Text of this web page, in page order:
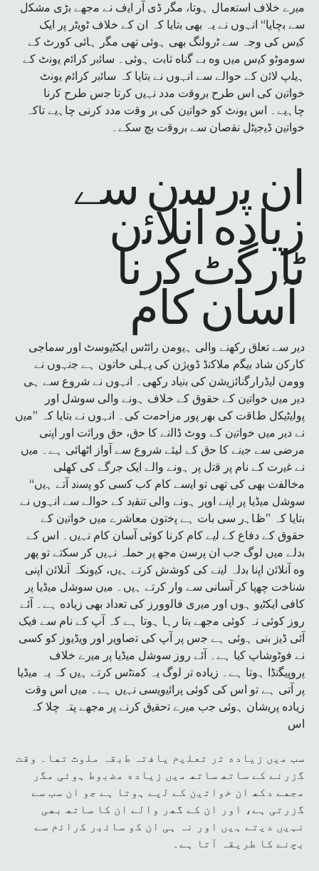
ﻣﯾرے ﺧﻼف اﺳﺗﻌﻣﺎل ﮨوﺗﺎ، ﻣﮕر ڈی آر اﯾف ﻧﮯ ﻣﺟﮭﮯ ﺑڑی ﻣﺷﮑل
ﺳﮯ ﺑﭼﺎﯾﺎ“ اﻧﮩوں ﻧﮯ یہ ﺑﮭﯽ ﺑﺗﺎﯾﺎ کہ ان ﮐﮯ ﺧﻼف ﭨوﯾﭨر ﭘر اﯾﮏ
ﮐﯾس ﮐﯽ وجہ ﺳﮯ ﭨروﻟﻧﮓ ﺑﮭﯽ ﮨوﺋﯽ ﺗﮭﯽ ﻣﮕر ﮨﺎﺋﯽ ﮐورٹ ﮐﮯ
ﺳوﻣوﭨو ﮐﯾس ﻣﯾں وه ﺑﮯ ﮔﻧﺎه ﺛﺎﺑت ﮨوﺋﯽ۔ ﺳﺎﺋﺑر ﮐراﺋم ﯾوﻧٹ ﮐﮯ
ﮨﯾﻠپ ﻻﺋن ﮐﮯ ﺣواﻟﮯ ﺳﮯ اﻧﮩوں ﻧﮯ ﺑﺗﺎﯾﺎ کہ ﺳﺎﺋﺑر ﮐراﺋم ﯾوﻧٹ
ﺧواﺗﯾن ﮐﯽ اس طرح ﺑروﻗت ﻣدد ﻧﮩﯾں ﮐرﺗﺎ ﺟس طرح ﮐرﻧﺎ
ﭼﺎﮨﯾﮯ۔ اس ﯾوﻧٹ ﮐو ﺧواﺗﯾن ﮐﯽ ﺑر وﻗت ﻣدد ﮐرﻧﯽ ﭼﺎﮨﯾﮯ ﺗﺎکہ
ﺧواﺗﯾن ڈﯾﺟﯾﭨل ﻧﻘﺻﺎن ﺳﮯ ﺑروﻗت ﺑﭻ ﺳﮑﮯ۔
ان ﭘرﺳن ﺳﮯ
زﯾﺎده آﻧﻼﺋن
ﭨﺎرﮔٹ ﮐرﻧﺎ
آﺳﺎن ﮐﺎم
دﯾر ﺳﮯ ﺗﻌﻠق رﮐﮭﻧﮯ واﻟﯽ ﮨﯾوﻣن راﺋﭨس اﯾﮑﭨﯾوﺳٹ اور ﺳﻣﺎﺟﯽ
ﮐﺎرﮐن ﺷﺎد ﺑﯾﮕم ﻣﻼﮐﻧڈ ڈوﯾژن ﮐﯽ ﭘﮩﻠﯽ ﺧﺎﺗون ﮨﮯ ﺟﻧﮩوں ﻧﮯ
ووﻣن ﻟﯾڈرارﮔﻧﺎﺋزﯾﺷن ﮐﯽ ﺑﻧﯾﺎد رﮐﮭﯽ۔ اﻧﮩوں ﻧﮯ ﺷروع ﺳﮯ ﮨﯽ
دﯾر ﻣﯾں ﺧواﺗﯾن ﮐﮯ ﺣﻘوق ﮐﮯ ﺧﻼف ﮨوﻧﮯ واﻟﯽ ﺳوﺷل اور
ﭘوﻟﯾﭨﯾﮑل طﺎﻗت ﮐﯽ ﺑﮭر ﭘور ﻣزاﺣﻣت ﮐﯽ۔ اﻧﮩوں ﻧﮯ ﺑﺗﺎﯾﺎ کہ ”ﻣﯾں
ﻧﮯ دﯾر ﻣﯾں ﺧواﺗﯾن ﮐﮯ ووٹ ڈاﻟﻧﮯ ﮐﺎ ﺣق، ﺣق وراﺛت اور اﭘﻧﯽ
ﻣرﺿﯽ ﺳﮯ ﺟﯾﻧﮯ ﮐﺎ ﺣق ﮐﮯ لیئے ﺷروع ﺳﮯ آواز اﭨﮭﺎﺋﯽ ﮨﮯ۔ ﻣﯾں
ﻧﮯ ﻏﯾرت ﮐﮯ ﻧﺎم ﭘر ﻗﺗل ﭘر ﮨوﻧﮯ واﻟﮯ اﯾﮏ ﺟرﮔﮯ ﮐﯽ ﮐﮭﻠﯽ
ﻣﺧﺎﻟﻔت ﺑﮭﯽ ﮐﯽ ﺗﮭﯽ ﺗو اﯾﺳﮯ ﮐﺎم ﮐب ﮐﺳﯽ ﮐو ﭘﺳﻧد آﺗﮯ ﮨﯾں“
ﺳوﺷل ﻣﯾڈﯾﺎ ﭘر اﭘﻧﮯ اوﭘر ﮨوﻧﮯ واﻟﯽ ﺗﻧﻘﯾد ﮐﮯ ﺣواﻟﮯ ﺳﮯ اﻧﮩوں ﻧﮯ
ﺑﺗﺎﯾﺎ کہ ”ظﺎﮨر ﺳﯽ ﺑﺎت ﮨﮯ ﭘﺧﺗون ﻣﻌﺎﺷرے ﻣﯾں ﺧواﺗﯾن ﮐﮯ
ﺣﻘوق ﮐﮯ دﻓﺎع ﮐﮯ ﻟﯾﮯ ﮐﺎم ﮐرﻧﺎ ﮐوﺋﯽ آﺳﺎن ﮐﺎم ﻧﮩﯾں۔ اس ﮐﮯ
ﺑدﻟﮯ ﻣﯾں ﻟوگ ﺟب ان ﭘرﺳن ﻣﺟﮭ ﭘر حملہ ﻧﮩﯾں ﮐر ﺳﮑﺗﮯ ﺗو ﭘﮭر
وه آﻧﻼﺋن اﭘﻧﺎ ﺑدلہ ﻟﯾﻧﮯ ﮐﯽ ﮐوﺷش ﮐرﺗﮯ ﮨﯾں، ﮐﯾونکہ آﻧﻼﺋن اﭘﻧﯽ
ﺷﻧﺎﺧت ﭼﮭﭘﺎ ﮐر آﺳﺎﻧﯽ ﺳﮯ وار ﮐرﺗﮯ ﮨﯾں۔ ﻣﯾں ﺳوﺷل ﻣﯾڈﯾﺎ ﭘر
ﮐﺎﻓﯽ اﯾﮑﭨﯾو ﮨوں اور ﻣﯾری ﻓﺎﻟوورز ﮐﯽ ﺗﻌداد ﺑﮭﯽ زﯾﺎده ﮨﮯ۔ آئے
روز ﮐوﺋﯽ نہ ﮐوﺋﯽ ﻣﺟﮭﮯ ﺑﺗﺎ رﮨﺎ ﮨوﺗﺎ ﮨﮯ کہ آپ ﮐﮯ ﻧﺎم ﺳﮯ ﻓﯾﮏ
آﺋﯽ ڈﯾز ﺑﻧﯽ ﮨوﺋﯽ ﮨﮯ ﺟس ﭘر آپ ﮐﯽ ﺗﺻﺎوﯾر اور وﯾڈﯾوز ﮐو ﮐﺳﯽ
ﻧﮯ ﻓوﭨوﺷﺎپ ﮐﯾﺎ ﮨﮯ۔ آئے روز ﺳوﺷل ﻣﯾڈﯾﺎ ﭘر ﻣﯾرے ﺧﻼف
ﭘروﭘﯾﮕﻧڈا ﮨوﺗﺎ ﮨﮯ۔ زﯾﺎده ﺗر ﻟوگ یہ ﮐﻣﻧﭨس ﮐرﺗﮯ ﮨﯾں کہ یہ ﻣﯾڈﯾﺎ
ﭘر آﺗﯽ ﮨﮯ ﺗو اس ﮐﯽ ﮐوﺋﯽ ﭘراﺋﯾوﯾﺳﯽ ﻧﮩﯾں ﮨﮯ۔ ﻣﯾں اس وﻗت
زﯾﺎده ﭘرﯾﺷﺎن ﮨوﺋﯽ ﺟب ﻣﯾرے ﺗﺣﻘﯾق ﮐرﻧﮯ ﭘر ﻣﺟﮭﮯ پتہ ﭼﻼ کہ
اس
ﺳب ﻣﯾں زﯾﺎده ﺗر ﺗﻌﻠﯾم ﯾﺎﻓﺗہ طﺑقہ ﻣﻠوث ﺗﮭﺎ۔ وﻗت
ﮔزرﻧﮯ ﮐﮯ ﺳﺎﺗﮭ ﺳﺎﺗﮭ ﻣﯾں زﯾﺎده ﻣﺿﺑوط ﮨوﺋﯽ ﻣﮕر
ﻣﺟﮭﮯ دﮐﮭ ان ﺧواﺗﯾن ﮐﮯ ﻟﯾﮯ ﮨوﺗﺎ ﮨﮯ ﺟو ان ﺳب ﺳﮯ
ﮔزرﺗﯽ ﮨﮯ، اور ان ﮐﮯ ﮔﮭر واﻟﮯ ان ﮐﺎ ﺳﺎﺗﮭ ﺑﮭﯽ
ﻧﮩﯾں دﯾﺗﮯ ﮨﯾں اور نہ ﮨﯽ ان ﮐو ﺳﺎﺋﺑر ﮐراﺋم ﺳﮯ
ﺑﭼﻧﮯ ﮐﺎ طریقہ آﺗﺎ ﮨﮯ۔